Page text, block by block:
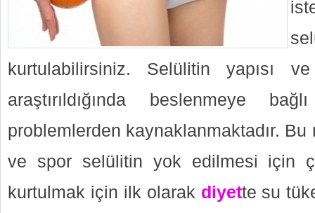
kurtulabilirsiniz. Selülitin yapısı
araştırıldığında beslenmeye
problemlerden kaynaklanmaktadır.
ve spor selülitin yok edilmesi için
kurtulmak için ilk olarak diyette su